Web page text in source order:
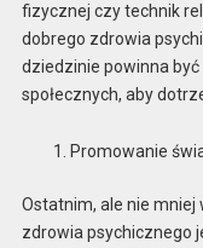
fizycznej czy technik
dobrego zdrowia
dziedzinie powinna
społecznych, aby
Promowanie
Ostatnim, ale nie
zdrowia psychicznego